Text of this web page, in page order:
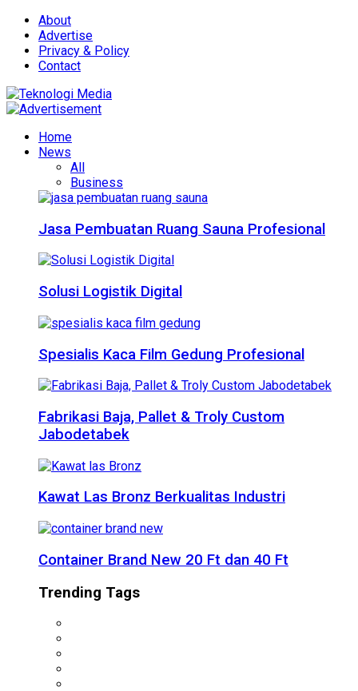
About
Advertise
Privacy & Policy
Contact
Home
News
All
Business
Jasa Pembuatan Ruang Sauna Profesional
Solusi Logistik Digital
Spesialis Kaca Film Gedung Profesional
Fabrikasi Baja, Pallet & Troly Custom
Jabodetabek
Kawat Las Bronz Berkualitas Industri
Container Brand New 20 Ft dan 40 Ft
Trending Tags